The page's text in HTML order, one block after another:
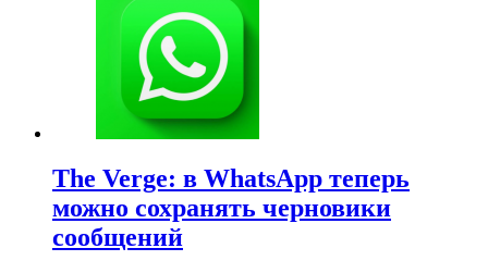
The Verge: в WhatsApp теперь
можно сохранять черновики
сообщений